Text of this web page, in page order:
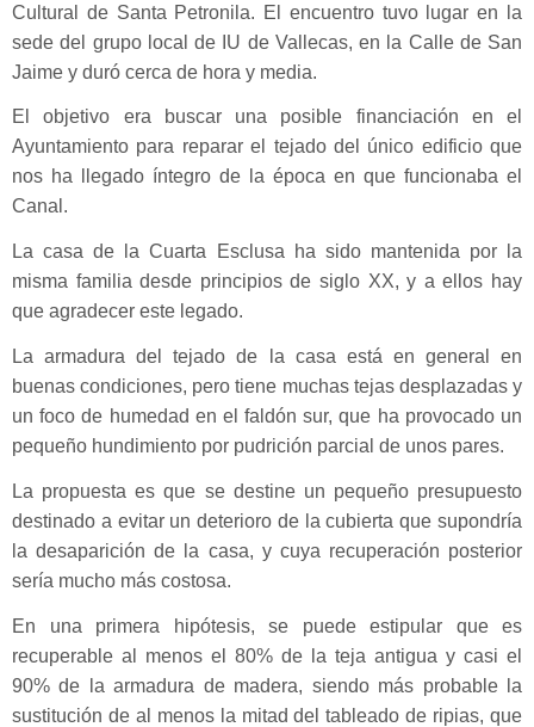
Cultural de Santa Petronila. El encuentro tuvo lugar en la
sede del grupo local de IU de Vallecas, en la Calle de San
Jaime y duró cerca de hora y media.
El objetivo era buscar una posible financiación en el
Ayuntamiento para reparar el tejado del único edificio que
nos ha llegado íntegro de la época en que funcionaba el
Canal.
La casa de la Cuarta Esclusa ha sido mantenida por la
misma familia desde principios de siglo XX, y a ellos hay
que agradecer este legado.
La armadura del tejado de la casa está en general en
buenas condiciones, pero tiene muchas tejas desplazadas y
un foco de humedad en el faldón sur, que ha provocado un
pequeño hundimiento por pudrición parcial de unos pares.
La propuesta es que se destine un pequeño presupuesto
destinado a evitar un deterioro de la cubierta que supondría
la desaparición de la casa, y cuya recuperación posterior
sería mucho más costosa.
En una primera hipótesis, se puede estipular que es
recuperable al menos el 80% de la teja antigua y casi el
90% de la armadura de madera, siendo más probable la
sustitución de al menos la mitad del tableado de ripias, que